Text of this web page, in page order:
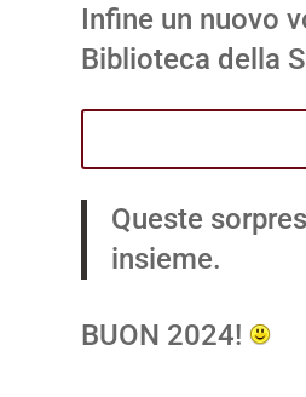
Infine un nuovo
Biblioteca della
Queste
insieme.
BUON 2024!